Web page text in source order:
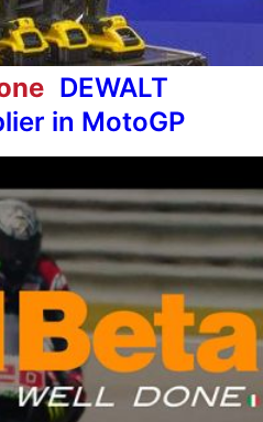
DEWALT
in MotoGP